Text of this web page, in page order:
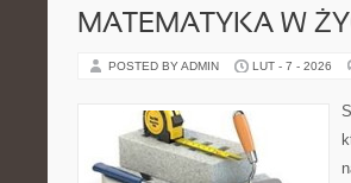
MATEMATYKA W
POSTED BY ADMIN LUT - 7 - 2026